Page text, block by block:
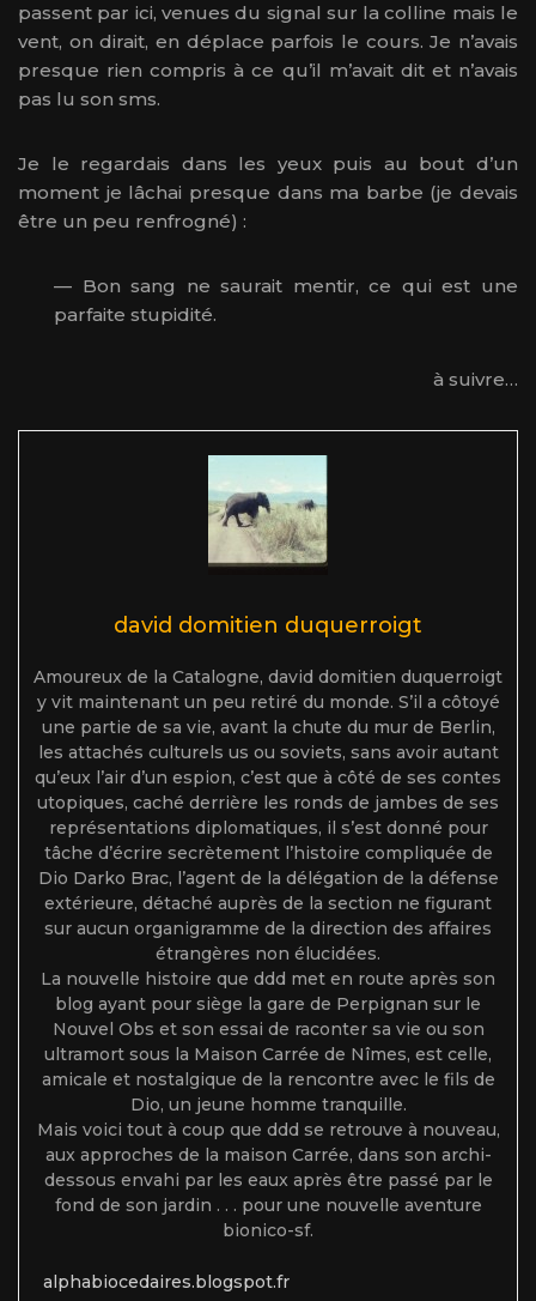
passent par ici, venues du signal sur la colline mais le
vent, on dirait, en déplace parfois le cours. Je n’avais
presque rien compris à ce qu’il m’avait dit et n’avais
pas lu son sms.
Je le regardais dans les yeux puis au bout d’un
moment je lâchai presque dans ma barbe (je devais
être un peu renfrogné) :
— Bon sang ne saurait mentir, ce qui est une
parfaite stupidité.
à suivre…
david domitien duquerroigt
Amoureux de la Catalogne, david domitien duquerroigt
y vit maintenant un peu retiré du monde. S’il a côtoyé
une partie de sa vie, avant la chute du mur de Berlin,
les attachés culturels us ou soviets, sans avoir autant
qu’eux l’air d’un espion, c’est que à côté de ses contes
utopiques, caché derrière les ronds de jambes de ses
représentations diplomatiques, il s’est donné pour
tâche d’écrire secrètement l’histoire compliquée de
Dio Darko Brac, l’agent de la délégation de la défense
extérieure, détaché auprès de la section ne figurant
sur aucun organigramme de la direction des affaires
étrangères non élucidées.
La nouvelle histoire que ddd met en route après son
blog ayant pour siège la gare de Perpignan sur le
Nouvel Obs et son essai de raconter sa vie ou son
ultramort sous la Maison Carrée de Nîmes, est celle,
amicale et nostalgique de la rencontre avec le fils de
Dio, un jeune homme tranquille.
Mais voici tout à coup que ddd se retrouve à nouveau,
aux approches de la maison Carrée, dans son archi-
dessous envahi par les eaux après être passé par le
fond de son jardin . . . pour une nouvelle aventure
bionico-sf.
alphabiocedaires.blogspot.fr